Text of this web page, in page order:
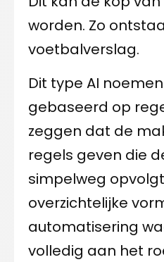
worden. Zo
voetbalverslag.
Dit type AI
gebaseerd op
zeggen dat de
regels geven die
simpelweg
overzichtelijke
automatisering
volledig aan het